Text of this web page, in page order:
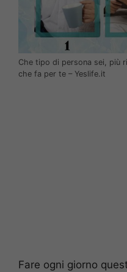
Che tipo di persona sei, più
che fa per te – Yeslife.it
Fare ogni giorno